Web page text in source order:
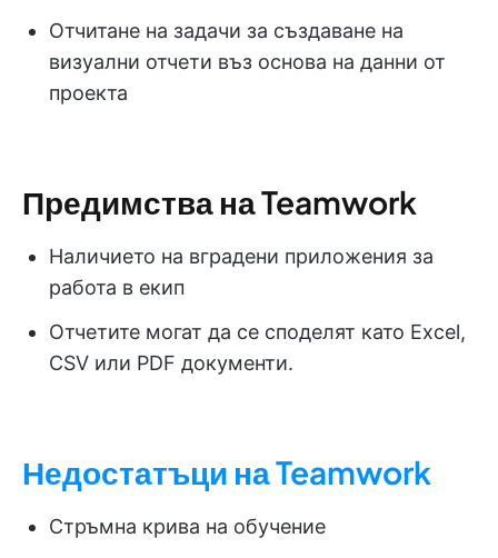
Отчитане на задачи за създаване на
визуални отчети въз основа на данни от
проекта
Предимства на Teamwork
Наличието на вградени приложения за
работа в екип
Отчетите могат да се споделят като Excel,
CSV или PDF документи.
Недостатъци на Teamwork
Стръмна крива на обучение